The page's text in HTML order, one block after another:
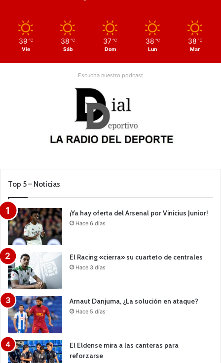
39 ℃
Vie
38 ℃
Sáb
37 ℃
Dom
38 ℃
Lun
38 ℃
Mar
Escucha nuestro podcast
Top 5 – Noticias
¡Ya hay oferta del Arsenal por Vinicius Junior!
Hace 6 días
El Racing «cierra» su cuarteto de centrales
Hace 3 días
Arnaut Danjuma, ¿La solución en ataque?
Hace 5 días
El Eldense mira a las canteras para
reforzarse